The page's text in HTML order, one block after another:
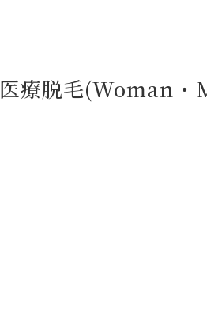
医療脱毛(Woman・